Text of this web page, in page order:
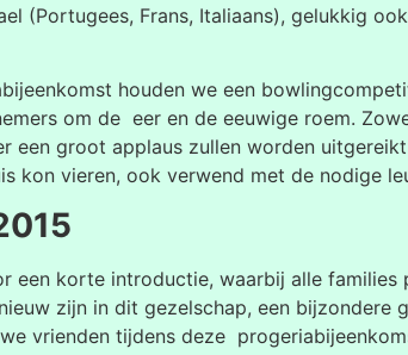
(Portugees, Frans, Italiaans), gelukkig
houden we een
om de eer en de eeuwige roem.
een groot applaus zullen worden
kon vieren, ook verwend met de nodige
een korte introductie, waarbij alle
zijn in dit gezelschap, een
vrienden tijdens deze